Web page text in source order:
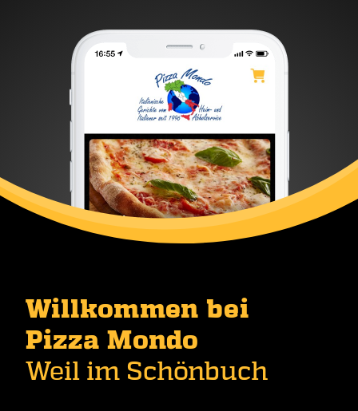
Willkommen bei
Pizza Mondo
Weil im Schönbuch